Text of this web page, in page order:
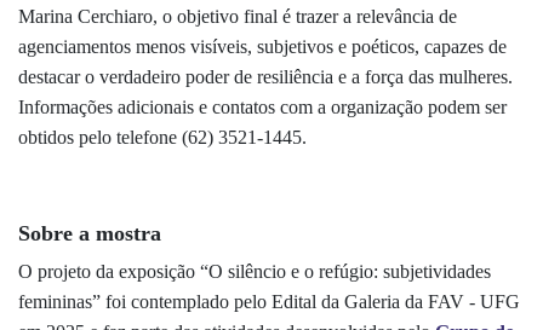
Marina Cerchiaro, o objetivo final é trazer a relevância de
agenciamentos menos visíveis, subjetivos e poéticos, capazes de
destacar o verdadeiro poder de resiliência e a força das mulheres.
Informações adicionais e contatos com a organização podem ser
obtidos pelo telefone (62) 3521-1445.
Sobre a mostra
O projeto da exposição “O silêncio e o refúgio: subjetividades
femininas” foi contemplado pelo Edital da Galeria da FAV - UFG